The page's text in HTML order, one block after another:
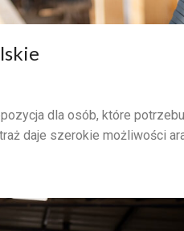
dla osób, które
daje szerokie możliwości